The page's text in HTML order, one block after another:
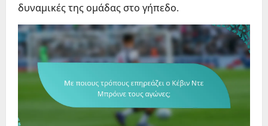
δυναμικές της ομάδας στο γήπεδο.